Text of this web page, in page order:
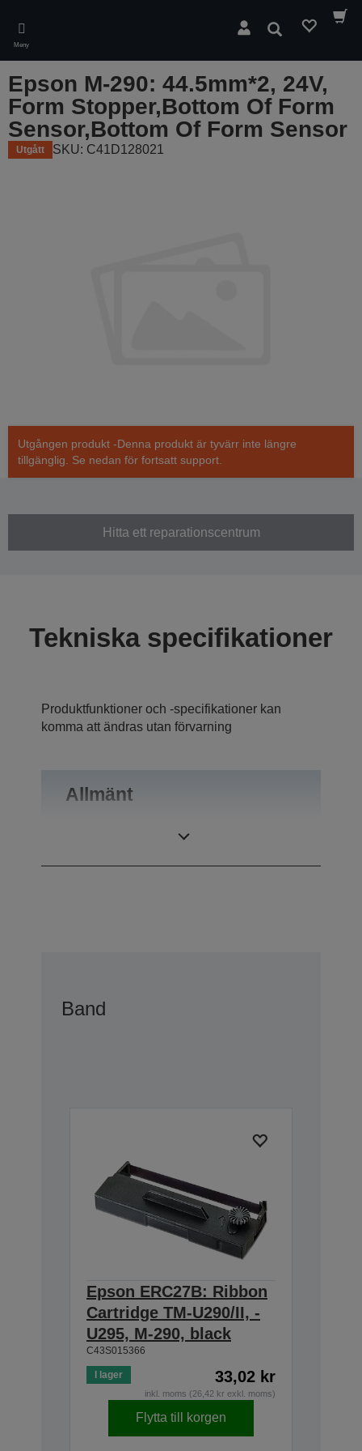
main
content
Meny
Sök
Epson M-290: 44.5mm*2, 24V,
Form Stopper,Bottom Of Form
Sensor,Bottom Of Form Sensor
Utgått SKU: C41D128021
Utgången produkt -Denna produkt är tyvärr inte längre
tillgänglig. Se nedan för fortsatt support.
Hitta ett reparationscentrum
Tekniska specifikationer
Produktfunktioner och -specifikationer kan
komma att ändras utan förvarning
Allmänt
Band
Epson ERC27B: Ribbon
Cartridge TM-U290/II, -
U295, M-290, black
C43S015366
I lager 33,02 kr
inkl. moms (26,42 kr exkl. moms)
Flytta till korgen